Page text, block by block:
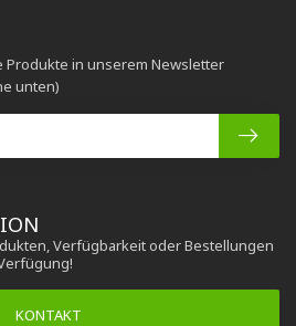
Verfügbarkeit oder Bestellungen
KONTAKT
in unserem Newsletter
unten)